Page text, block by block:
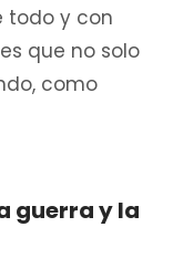
todo y con
que no solo
como
guerra y la